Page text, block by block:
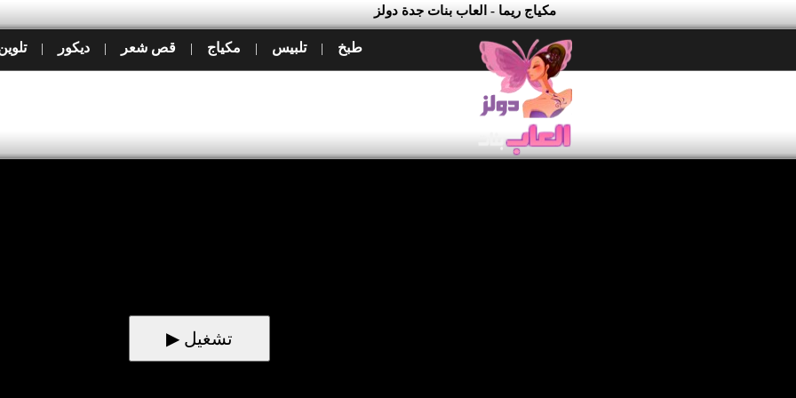
مكياج ريما - العاب بنات جدة دولز
طبخ | تلبيس | مكياج | قص شعر | ديكور |
▶ تشغيل